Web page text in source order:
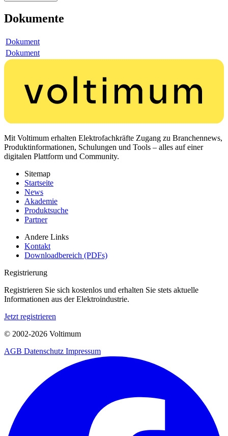
Dokumente
Dokument
Dokument
Mit Voltimum erhalten Elektrofachkräfte Zugang zu Branchennews,
Produktinformationen, Schulungen und Tools – alles auf einer
digitalen Plattform und Community.
Sitemap
Startseite
News
Akademie
Produktsuche
Partner
Andere Links
Kontakt
Downloadbereich (PDFs)
Registrierung
Registrieren Sie sich kostenlos und erhalten Sie stets aktuelle
Informationen aus der Elektroindustrie.
Jetzt registrieren
© 2002-2026 Voltimum
AGB Datenschutz Impressum